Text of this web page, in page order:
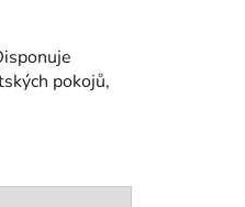
pokojů,